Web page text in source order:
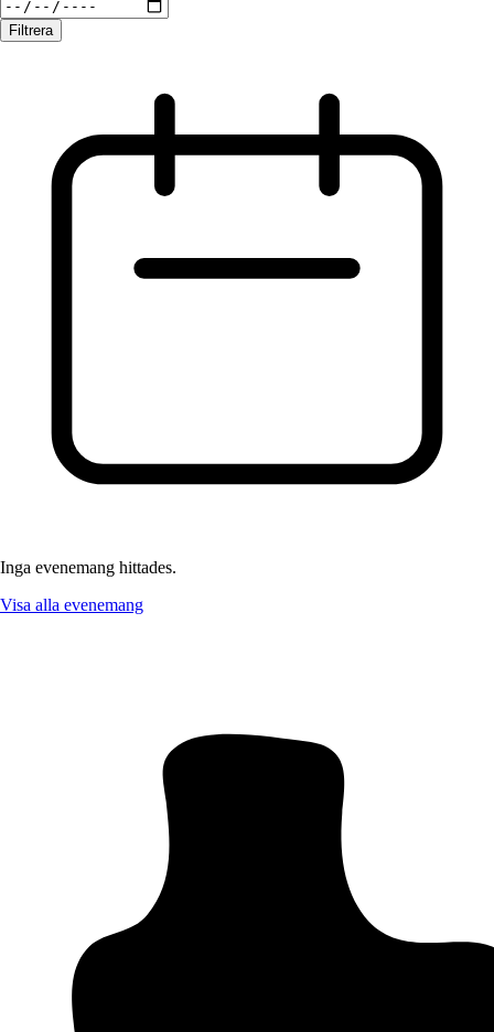
Filtrera
Inga evenemang hittades.
Visa alla evenemang